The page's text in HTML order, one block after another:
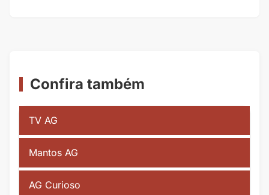
Confira também
TV AG
Mantos AG
AG Curioso